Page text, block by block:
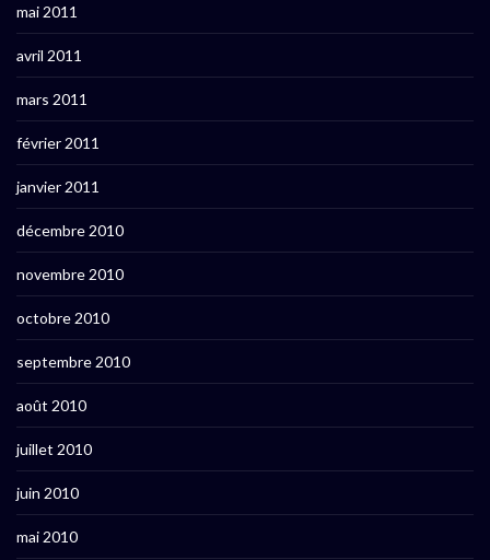
mai 2011
avril 2011
mars 2011
février 2011
janvier 2011
décembre 2010
novembre 2010
octobre 2010
septembre 2010
août 2010
juillet 2010
juin 2010
mai 2010